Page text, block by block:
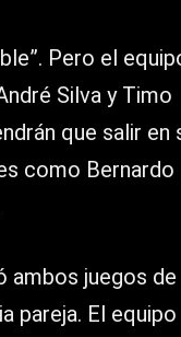
Pero el
Silva y Timo
que salir en
como Bernardo
ambos juegos de
pareja. El equipo